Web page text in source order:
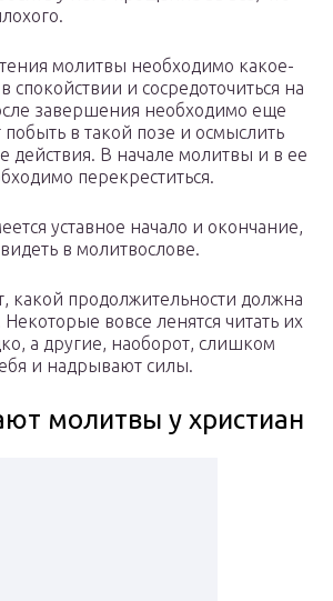
молитвы необходимо какое-
спокойствии и сосредоточиться на
завершения необходимо еще
в такой позе и осмыслить
действия. В начале молитвы и в ее
перекреститься.
уставное начало и окончание,
в молитвослове.
какой продолжительности должна
вовсе ленятся читать их
а другие, наоборот, слишком
и надрывают силы.
молитвы у христиан